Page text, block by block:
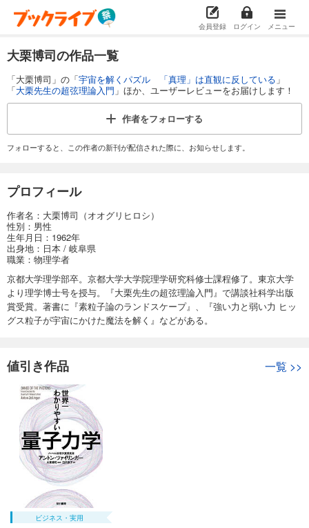
会員登録 ログイン メニュー
大栗博司の作品一覧
「大栗博司」の「宇宙を解くパズル 「真理」は直観に反している 」
「大栗先生の超弦理論入門 」ほか、ユーザーレビューをお届けします！
作者をフォローする
フォローすると、この作者の新刊が配信された際に、お知らせします。
プロフィール
作者名：大栗博司（オオグリヒロシ）
性別：男性
生年月日：1962年
出身地：日本 / 岐阜県
職業：物理学者
京都大学理学部卒。京都大学大学院理学研究科修士課程修了。東京大学
より理学博士号を授与。『大栗先生の超弦理論入門』で講談社科学出版
賞受賞。著書に『素粒子論のランドスケープ』、『強い力と弱い力 ヒッ
グス粒子が宇宙にかけた魔法を解く』などがある。
値引き作品 一覧 >>
ビジネス・実用